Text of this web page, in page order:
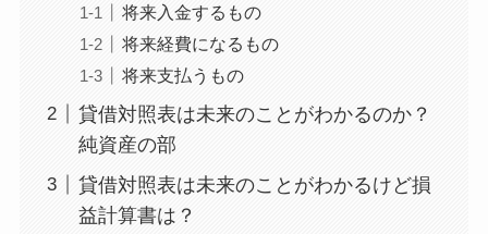
将来入金するもの
将来経費になるもの
将来支払うもの
貸借対照表は未来のことがわかるのか？
純資産の部
貸借対照表は未来のことがわかるけど損
益計算書は？